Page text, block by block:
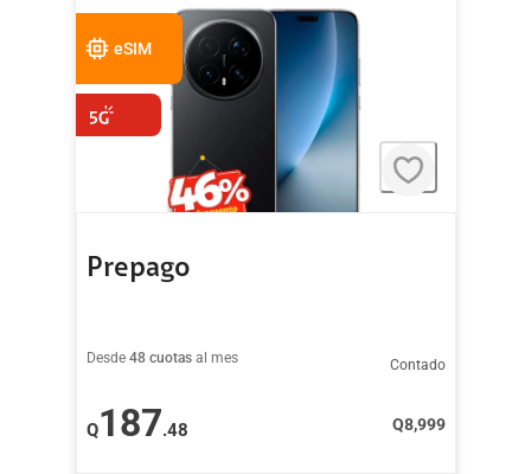
eSIM
Prepago
Desde 48 cuotas al mes
Q187.48
Contado
Q8,999